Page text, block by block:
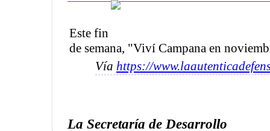
Este fin
de semana, "Viví Campana en
Vía https://
La Secretaría de Desarrollo